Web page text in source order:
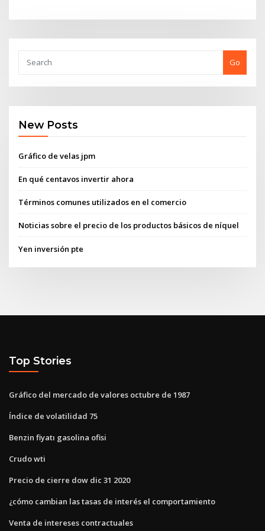
Go
New Posts
Gráfico de velas jpm
En qué centavos invertir ahora
Términos comunes utilizados en el comercio
Noticias sobre el precio de los productos básicos de níquel
Yen inversión pte
Top Stories
Gráfico del mercado de valores octubre de 1987
Índice de volatilidad 75
Benzin fiyatı gasolina ofisi
Crudo wti
Precio de cierre dow dic 31 2020
¿cómo cambian las tasas de interés el comportamiento
Venta de intereses contractuales